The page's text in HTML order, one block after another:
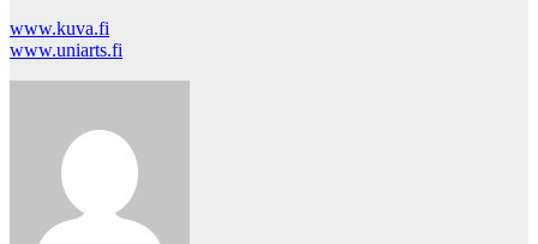
www.kuva.fi
www.uniarts.fi